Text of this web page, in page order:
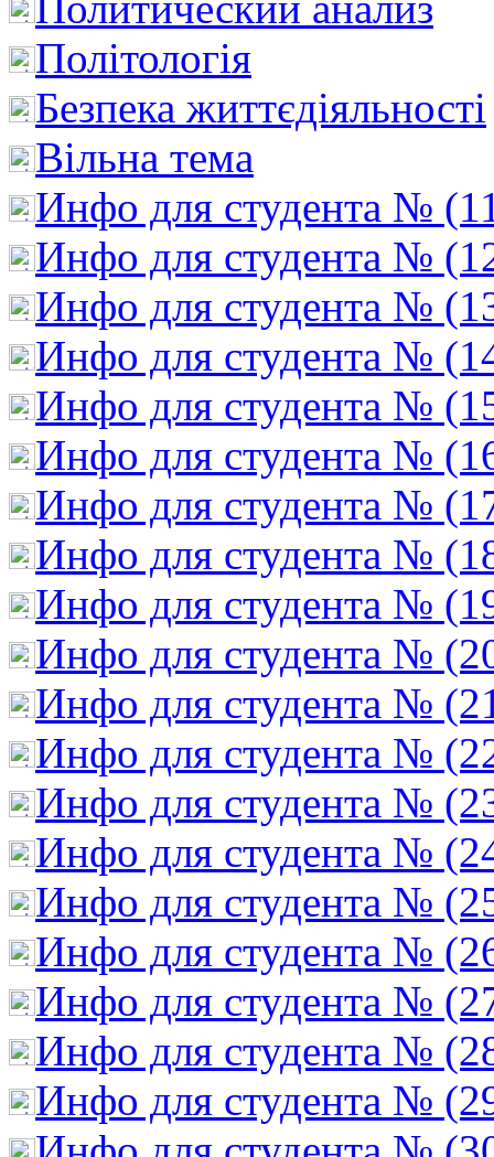
Політологія
Безпека життєдіяльності
Вільна тема
Инфо для студента №
Инфо для студента №
Инфо для студента №
Инфо для студента №
Инфо для студента №
Инфо для студента №
Инфо для студента №
Инфо для студента №
Инфо для студента №
Инфо для студента №
Инфо для студента №
Инфо для студента №
Инфо для студента №
Инфо для студента №
Инфо для студента №
Инфо для студента №
Инфо для студента №
Инфо для студента №
Инфо для студента №